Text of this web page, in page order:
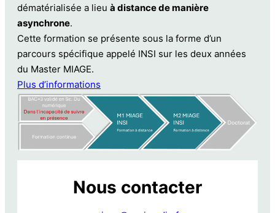
dématérialisée a lieu à distance de manière
asynchrone.
Cette formation se présente sous la forme d’un
parcours spécifique appelé INSI sur les deux années
du Master MIAGE.
Plus d’informations
Nous contacter